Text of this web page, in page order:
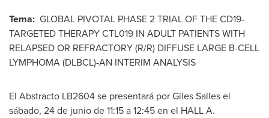
Tema: GLOBAL PIVOTAL PHASE 2 TRIAL OF THE CD19-
TARGETED THERAPY CTL019 IN ADULT PATIENTS WITH
RELAPSED OR REFRACTORY (R/R) DIFFUSE LARGE B-CELL
LYMPHOMA (DLBCL)-AN INTERIM ANALYSIS
El Abstracto LB2604 se presentará porGiles Sallesel
sábado, 24 de junio de 11:15 a 12:45 en el HALL A.